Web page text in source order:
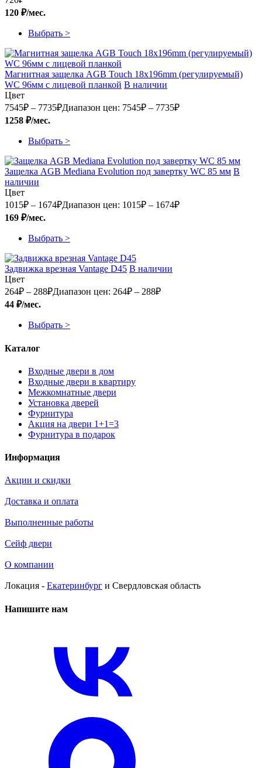
120 ₽/мес.
Выбрать >
Магнитная защелка AGB Touch 18x196mm (регулируемый)
WC 96мм с лицевой планкой В наличии
Цвет
7545₽ – 7735₽Диапазон цен: 7545₽ – 7735₽
1258 ₽/мес.
Выбрать >
Защелка AGB Mediana Evolution под завертку WC 85 мм В
наличии
Цвет
1015₽ – 1674₽Диапазон цен: 1015₽ – 1674₽
169 ₽/мес.
Выбрать >
Задвижка врезная Vantage D45 В наличии
Цвет
264₽ – 288₽Диапазон цен: 264₽ – 288₽
44 ₽/мес.
Выбрать >
Каталог
Входные двери в дом
Входные двери в квартиру
Межкомнатные двери
Установка дверей
Фурнитура
Акция на двери 1+1=3
Фурнитура в подарок
Информация
Акции и скидки
Доставка и оплата
Выполненные работы
Сейф двери
О компании
Локация - Екатеринбург и Свердловская область
Напишите нам